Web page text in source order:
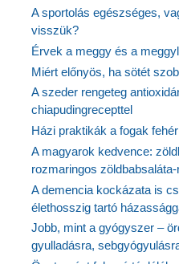
A sportolás egészséges,
visszük?
Érvek a meggy és a
Miért előnyös, ha sötét
A szeder rengeteg
chiapudingrecepttel
Házi praktikák a fogak
A magyarok kedvence:
rozmaringos
A demencia kockázata is
élethosszig tartó
Jobb, mint a gyógyszer –
gyulladásra,